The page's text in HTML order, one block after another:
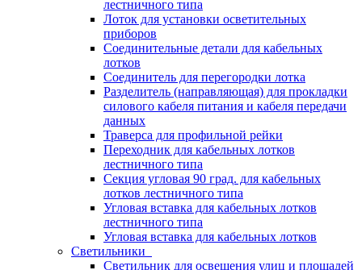
лестничного типа
Лоток для установки осветительных
приборов
Соединительные детали для кабельных
лотков
Соединитель для перегородки лотка
Разделитель (направляющая) для прокладки
силового кабеля питания и кабеля передачи
данных
Траверса для профильной рейки
Переходник для кабельных лотков
лестничного типа
Секция угловая 90 град. для кабельных
лотков лестничного типа
Угловая вставка для кабельных лотков
лестничного типа
Угловая вставка для кабельных лотков
Светильники
Светильник для освещения улиц и площадей